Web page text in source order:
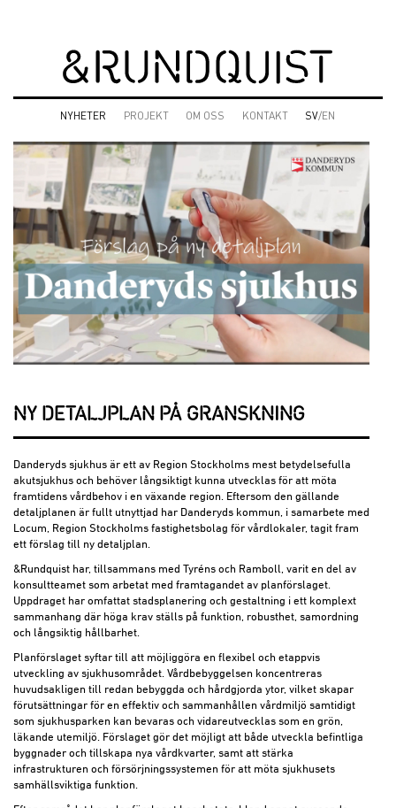
NYHETER PROJEKT OM OSS KONTAKT SV/EN
NY DETALJPLAN PÅ GRANSKNING
Danderyds sjukhus är ett av Region Stockholms mest betydelsefulla
akutsjukhus och behöver långsiktigt kunna utvecklas för att möta
framtidens vårdbehov i en växande region. Eftersom den gällande
detaljplanen är fullt utnyttjad har Danderyds kommun, i samarbete med
Locum, Region Stockholms fastighetsbolag för vårdlokaler, tagit fram
ett förslag till ny detaljplan.
&Rundquist har, tillsammans med Tyréns och Ramboll, varit en del av
konsultteamet som arbetat med framtagandet av planförslaget.
Uppdraget har omfattat stadsplanering och gestaltning i ett komplext
sammanhang där höga krav ställs på funktion, robusthet, samordning
och långsiktig hållbarhet.
Planförslaget syftar till att möjliggöra en flexibel och etappvis
utveckling av sjukhusområdet. Vårdbebyggelsen koncentreras
huvudsakligen till redan bebyggda och hårdgjorda ytor, vilket skapar
förutsättningar för en effektiv och sammanhållen vårdmiljö samtidigt
som sjukhusparken kan bevaras och vidareutvecklas som en grön,
läkande utemiljö. Förslaget gör det möjligt att både utveckla befintliga
byggnader och tillskapa nya vårdkvarter, samt att stärka
infrastrukturen och försörjningssystemen för att möta sjukhusets
samhällsviktiga funktion.